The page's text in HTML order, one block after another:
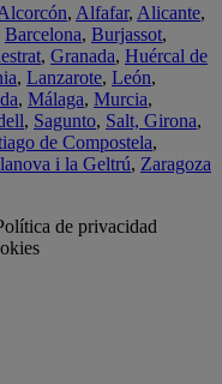
, Alfafar, Alicante,
Barcelona, Burjassot,
, Granada, Huércal de
, Lanzarote, León,
, Málaga, Murcia,
, Sagunto, Salt, Girona,
de Compostela,
i la Geltrú, Zaragoza
de privacidad